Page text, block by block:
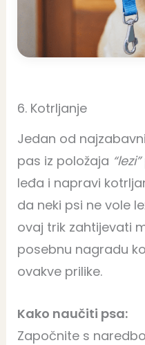
6. Kotrljanje
Jedan od
pas iz položaja “lezi”
leđa i napravi
da neki psi ne vole
ovaj trik zahtijevati
posebnu nagradu
ovakve prilike.
Kako naučiti psa:
Započnite s